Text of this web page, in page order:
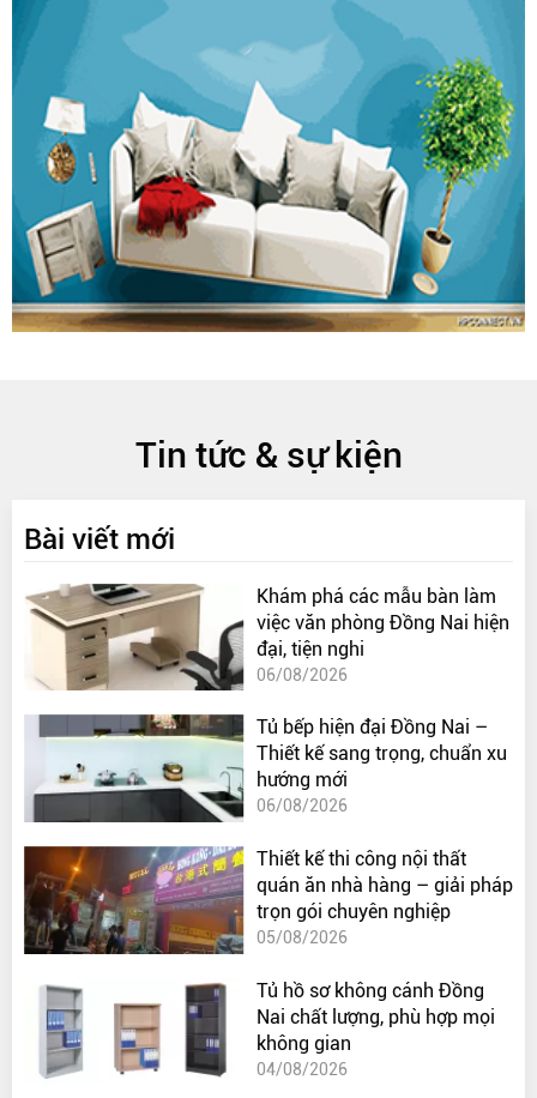
Tin tức & sự kiện
Bài viết mới
Khám phá các mẫu bàn làm
việc văn phòng Đồng Nai hiện
đại, tiện nghi
06/08/2026
Tủ bếp hiện đại Đồng Nai –
Thiết kế sang trọng, chuẩn xu
hướng mới
06/08/2026
Thiết kế thi công nội thất
quán ăn nhà hàng – giải pháp
trọn gói chuyên nghiệp
05/08/2026
Tủ hồ sơ không cánh Đồng
Nai chất lượng, phù hợp mọi
không gian
04/08/2026